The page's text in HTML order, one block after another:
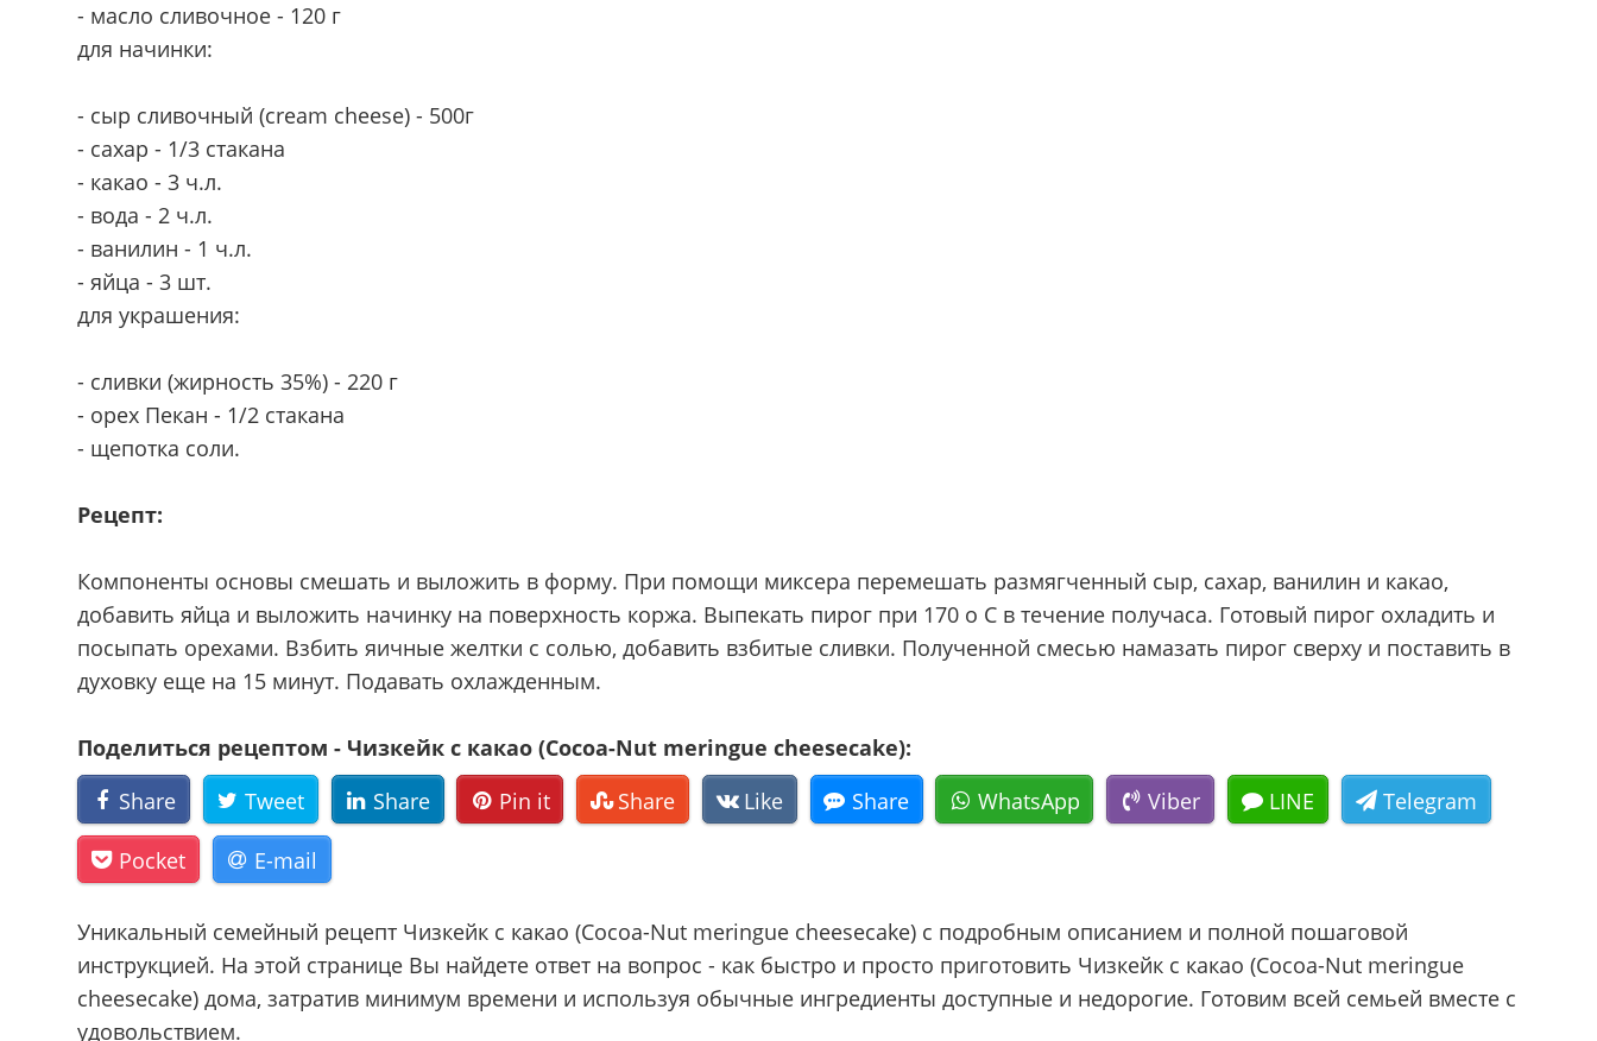
- масло сливочное - 120 г
для начинки:
- сыр сливочный (cream cheese) - 500г
- сахар - 1/3 стакана
- какао - 3 ч.л.
- вода - 2 ч.л.
- ванилин - 1 ч.л.
- яйца - 3 шт.
для украшения:
- сливки (жирность 35%) - 220 г
- орех Пекан - 1/2 стакана
- щепотка соли.
Рецепт:
Компоненты основы смешать и выложить в форму. При помощи миксера перемешать размягченный сыр, сахар, ванилин и какао,
добавить яйца и выложить начинку на поверхность коржа. Выпекать пирог при 170 o C в течение получаса. Готовый пирог охладить и
посыпать орехами. Взбить яичные желтки с солью, добавить взбитые сливки. Полученной смесью намазать пирог сверху и поставить в
духовку еще на 15 минут. Подавать охлажденным.
Поделиться рецептом - Чизкейк с какао (Cocoa-Nut meringue cheesecake):
Share
Tweet Share Pin it Share Like Share WhatsApp Viber LINE Telegram
Pocket E-mail
Уникальный семейный рецепт Чизкейк с какао (Cocoa-Nut meringue cheesecake) с подробным описанием и полной пошаговой
инструкцией. На этой странице Вы найдете ответ на вопрос - как быстро и просто приготовить Чизкейк с какао (Cocoa-Nut meringue
cheesecake) дома, затратив минимум времени и используя обычные ингредиенты доступные и недорогие. Готовим всей семьей вместе с
удовольствием.